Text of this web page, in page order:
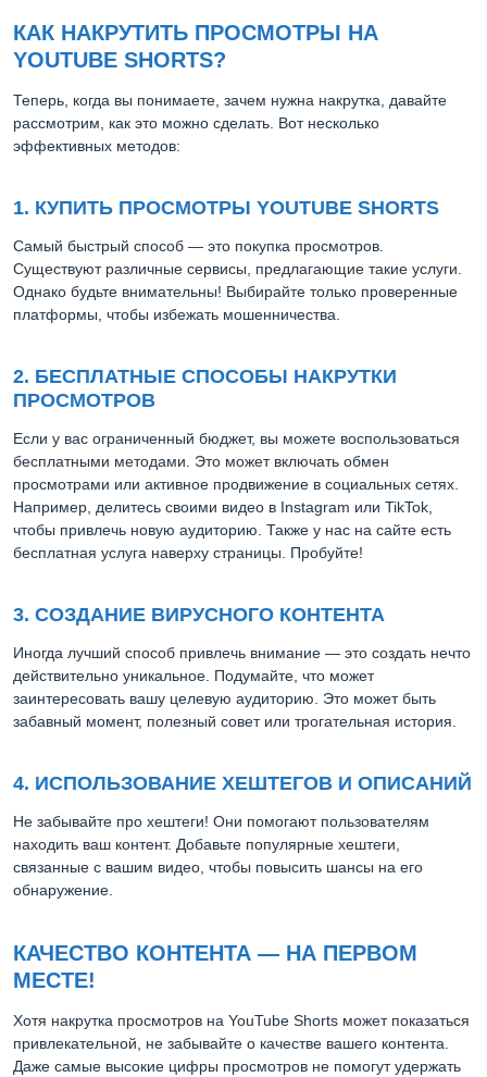
КАК НАКРУТИТЬ ПРОСМОТРЫ НА
YOUTUBE SHORTS?
Теперь, когда вы понимаете, зачем нужна накрутка, давайте
рассмотрим, как это можно сделать. Вот несколько
эффективных методов:
1. КУПИТЬ ПРОСМОТРЫ YOUTUBE SHORTS
Самый быстрый способ — это покупка просмотров.
Существуют различные сервисы, предлагающие такие услуги.
Однако будьте внимательны! Выбирайте только проверенные
платформы, чтобы избежать мошенничества.
2. БЕСПЛАТНЫЕ СПОСОБЫ НАКРУТКИ
ПРОСМОТРОВ
Если у вас ограниченный бюджет, вы можете воспользоваться
бесплатными методами. Это может включать обмен
просмотрами или активное продвижение в социальных сетях.
Например, делитесь своими видео в Instagram или TikTok,
чтобы привлечь новую аудиторию. Также у нас на сайте есть
бесплатная услуга наверху страницы. Пробуйте!
3. СОЗДАНИЕ ВИРУСНОГО КОНТЕНТА
Иногда лучший способ привлечь внимание — это создать нечто
действительно уникальное. Подумайте, что может
заинтересовать вашу целевую аудиторию. Это может быть
забавный момент, полезный совет или трогательная история.
4. ИСПОЛЬЗОВАНИЕ ХЕШТЕГОВ И ОПИСАНИЙ
Не забывайте про хештеги! Они помогают пользователям
находить ваш контент. Добавьте популярные хештеги,
связанные с вашим видео, чтобы повысить шансы на его
обнаружение.
КАЧЕСТВО КОНТЕНТА — НА ПЕРВОМ
МЕСТЕ!
Хотя накрутка просмотров на YouTube Shorts может показаться
привлекательной, не забывайте о качестве вашего контента.
Даже самые высокие цифры просмотров не помогут удержать